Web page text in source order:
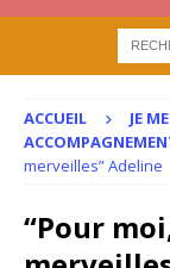
ACCUEIL JE
merveilles” Adeline
“Pour